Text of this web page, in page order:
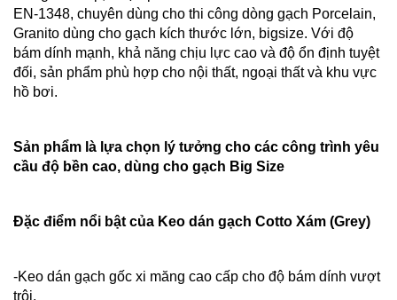
EN-1348, chuyên dùng cho thi công dòng gạch Porcelain,
Granito dùng cho gạch kích thước lớn, bigsize. Với độ
bám dính mạnh, khả năng chịu lực cao và độ ổn định tuyệt
đối, sản phẩm phù hợp cho nội thất, ngoại thất và khu vực
hồ bơi.
Sản phẩm là lựa chọn lý tưởng cho các công trình yêu
cầu độ bền cao, dùng cho gạch Big Size
Đặc điểm nổi bật của Keo dán gạch Cotto Xám (Grey)
-Keo dán gạch gốc xi măng cao cấp cho độ bám dính vượt
trội.